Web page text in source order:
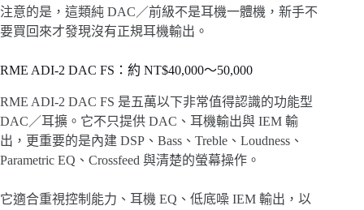
注意的是，這類純 DAC／前級不是耳機一體機，新手不
要買回來才發現沒有正規耳機輸出。
RME ADI-2 DAC FS：約 NT$40,000～50,000
RME ADI-2 DAC FS 是五萬以下非常值得認識的功能型
DAC／耳擴。它不只提供 DAC、耳機輸出與 IEM 輸
出，更重要的是內建 DSP、Bass、Treble、Loudness、
Parametric EQ、Crossfeed 與清楚的螢幕操作。
它適合重視控制能力、耳機 EQ、低底噪 IEM 輸出，以